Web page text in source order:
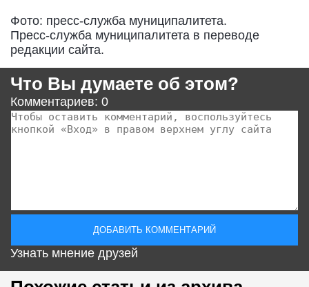
Фото: пресс-служба муниципалитета.
Пресс-служба муниципалитета в переводе
редакции сайта.
Что Вы думаете об этом?
Комментариев: 0
Узнать мнение друзей